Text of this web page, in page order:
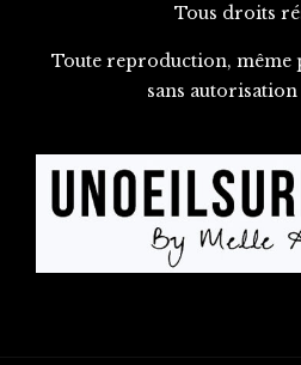
Tous droits
Toute reproduction, même
sans